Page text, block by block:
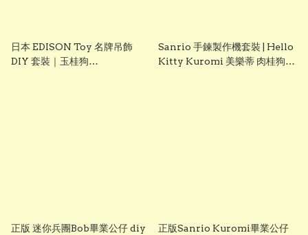
日本 EDISON Toy 名牌吊飾
DIY 套裝｜玉桂狗
Sanrio 手鍊製作機套裝 | Hello
Kitty Kuromi 美樂蒂 肉桂狗
正版 迷你兵團Bob畢業公仔 diy
正版Sanrio Kuromi畢業公仔